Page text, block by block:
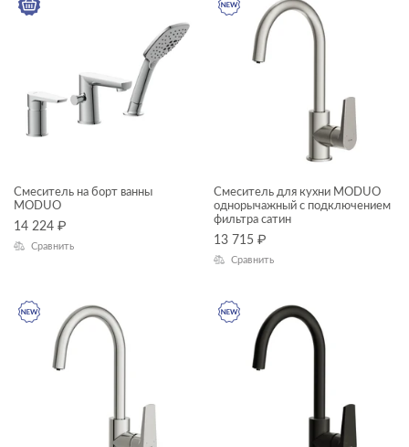
Смеситель на борт ванны
MODUO
14 224 ₽
Сравнить
Смеситель для кухни MODUO
однорычажный с подключением
фильтра сатин
13 715 ₽
Сравнить